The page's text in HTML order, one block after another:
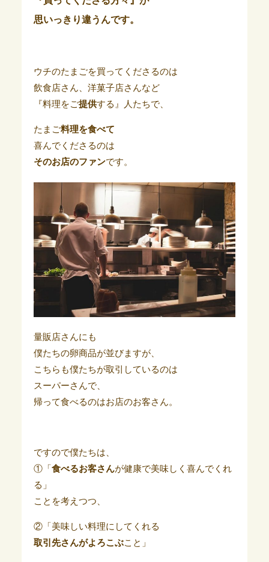
思いっきり違うんです。
ウチのたまごを買ってくださるのは
飲食店さん、洋菓子店さんなど
『料理をご提供する』人たちで、
たまご料理を食べて
喜んでくださるのは
そのお店のファンです。
量販店さんにも
僕たちの卵商品が並びますが、
こちらも僕たちが取引しているのは
スーパーさんで、
帰って食べるのはお店のお客さん。
ですので僕たちは、
①「 食べるお客さんが健康で美味しく喜んでくれ
る」
ことを考えつつ、
②「美味しい料理にしてくれる
取引先さんがよろこぶこと」